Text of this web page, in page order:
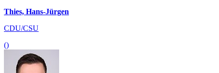
Thies, Hans-Jürgen
CDU/CSU
()